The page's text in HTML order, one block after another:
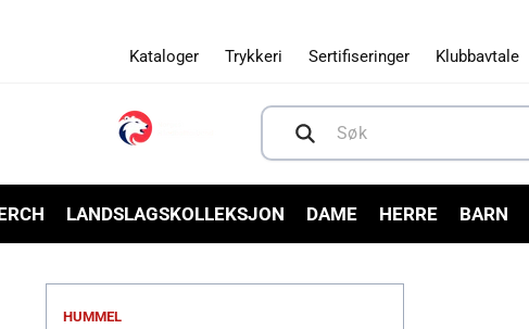
Kataloger Trykkeri Sertifiseringer Klubbavtale
Søk
LANDSLAGSKOLLEKSJON DAME HERRE BARN
HUMMEL